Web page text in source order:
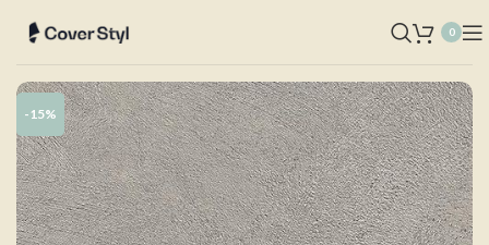
0
-15%